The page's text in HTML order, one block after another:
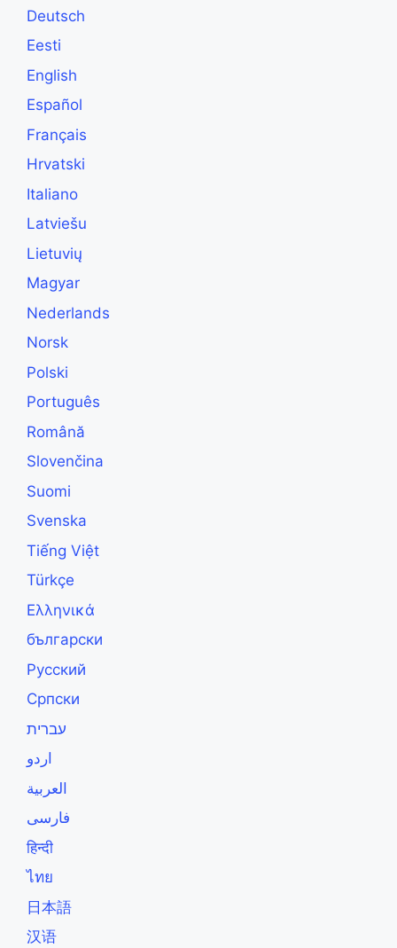
Deutsch
Eesti
English
Español
Français
Hrvatski
Italiano
Latviešu
Lietuvių
Magyar
Nederlands
Norsk
Polski
Português
Română
Slovenčina
Suomi
Svenska
Tiếng Việt
Türkçe
Ελληνικά
български
Русский
Српски
עברית
اردو
العربية
فارسی
हिन्दी
ไทย
日本語
汉语